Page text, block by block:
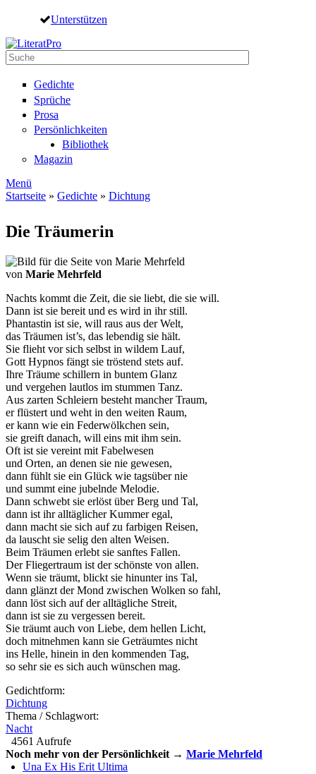
Direkt zum Inhalt
Unterstützen
Suche
Gedichte
Sprüche
Prosa
Persönlichkeiten
Bibliothek
Magazin
Menü
Startseite » Gedichte » Dichtung
Die Träumerin
von Marie Mehrfeld
Nachts kommt die Zeit, die sie liebt, die sie will.
Dann ist sie bereit und es wird in ihr still.
Phantastin ist sie, will raus aus der Welt,
das Träumen ist’s, das lebendig sie hält.
Sie flieht vor sich selbst in wildem Lauf,
Gott Hypnos fängt sie tröstend stets auf.
Ihre Träume schillern in buntem Glanz
und vergehen lautlos im stummen Tanz.
Aus zarten Schleiern besteht mancher Traum,
er flüstert und weht in den weiten Raum,
er kann wie ein Federwölkchen sein,
sie greift danach, will eins mit ihm sein.
Oft ist sie vereint mit Fabelwesen
und Orten, an denen sie nie gewesen,
dann fühlt sie ein Glück wie tagsüber nie
und summt eine jubelnde Melodie.
Dann schwebt sie erlöst über Berg und Tal,
dann ist ihr alltäglicher Kummer egal,
dann macht sie sich auf zu farbigen Reisen,
da lauscht sie selig den alten Weisen.
Beim Träumen erlebt sie sanftes Fallen.
Der Fliegertraum ist der schönste von allen.
Wenn sie träumt, blickt sie hinunter ins Tal,
dann glänzt der Mond zwischen Wolken so fahl,
dann löst sich auf der alltägliche Streit,
dann ist sie zu vergessen bereit.
Sie träumt auch von Liebe, dem hellen Licht,
doch mitnehmen kann sie Geträumtes nicht
ins Helle, hinein in den kommenden Tag,
so sehr sie es sich auch wünschen mag.
Gedichtform:
Dichtung
Thema / Schlagwort:
Nacht
4561 Aufrufe
Noch mehr von der Persönlichkeit → Marie Mehrfeld
Una Ex His Erit Ultima